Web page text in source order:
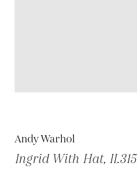
Andy Warhol
Ingrid With Hat,